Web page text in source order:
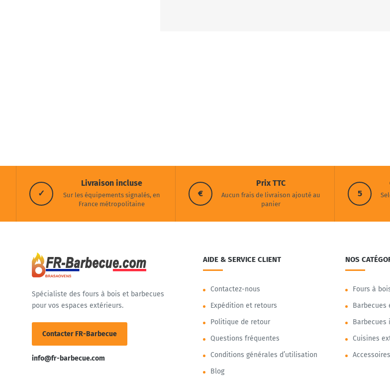
✓
Livraison incluse
Sur les équipements signalés, en
France métropolitaine
€
Prix TTC
Aucun frais de livraison ajouté au
panier
5
Spécialiste des fours à bois et barbecues
pour vos espaces extérieurs.
Contacter FR-Barbecue
info@fr-barbecue.com
AIDE & SERVICE CLIENT
Contactez-nous
Expédition et retours
Politique de retour
Questions fréquentes
Conditions générales d’utilisation
Blog
NOS
Fours à
Barbecues
Barbecues
Cuisines